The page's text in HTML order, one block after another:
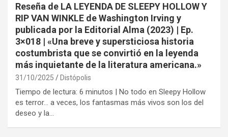
Reseña de LA LEYENDA DE SLEEPY HOLLOW Y
RIP VAN WINKLE de Washington Irving y
publicada por la Editorial Alma (2023) | Ep.
3×018 | «Una breve y supersticiosa historia
costumbrista que se convirtió en la leyenda
más inquietante de la literatura americana.»
31/10/2025 Distópolis
Tiempo de lectura: 6 minutos | No todo en Sleepy Hollow
es terror… a veces, los fantasmas más vivos son los del
deseo y la…